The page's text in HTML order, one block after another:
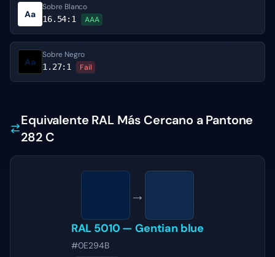
Aa
Sobre Blanco
16.54:1 AAA
Aa
Sobre Negro
1.27:1 Fail
Equivalente RAL Más Cercano a Pantone
282 C
→
RAL 5010 —Gentian blue
#0E294B